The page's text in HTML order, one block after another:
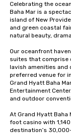
Celebrating the
Baha Mar is a
island of New
and green coastal
natural beauty,
Our oceanfront
suites that comprise
lavish amenities and
preferred venue for
Grand Hyatt Baha
Entertainment
and outdoor
At Grand Hyatt Baha
foot casino with
destination’s